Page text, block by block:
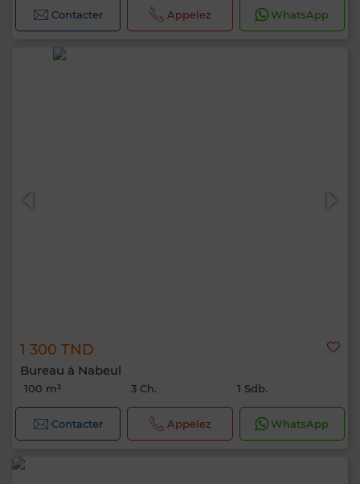
Contacter Appelez WhatsApp
1 300 TND
Bureau à Nabeul
100 m² 3 Ch. 1 Sdb.
Contacter Appelez WhatsApp